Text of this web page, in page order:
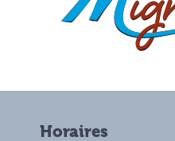
Horaires